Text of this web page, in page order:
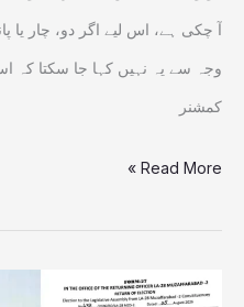
آ چکی ہے، اس لیے اگر دو، چار یا
وجہ سے یہ نہیں کہا جا سکتا کہ
کمشنر
Read More »
انتخابی